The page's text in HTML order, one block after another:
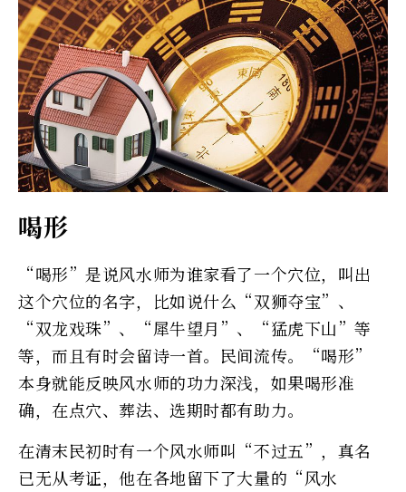
喝形
“喝形”是说风水师为谁家看了一个穴位，叫出
这个穴位的名字，比如说什么“双狮夺宝”、
“双龙戏珠”、“犀牛望月”、“猛虎下山”等
等，而且有时会留诗一首。民间流传。“喝形”
本身就能反映风水师的功力深浅，如果喝形准
确，在点穴、葬法、选期时都有助力。
在清末民初时有一个风水师叫“不过五”，真名
已无从考证，他在各地留下了大量的“风水